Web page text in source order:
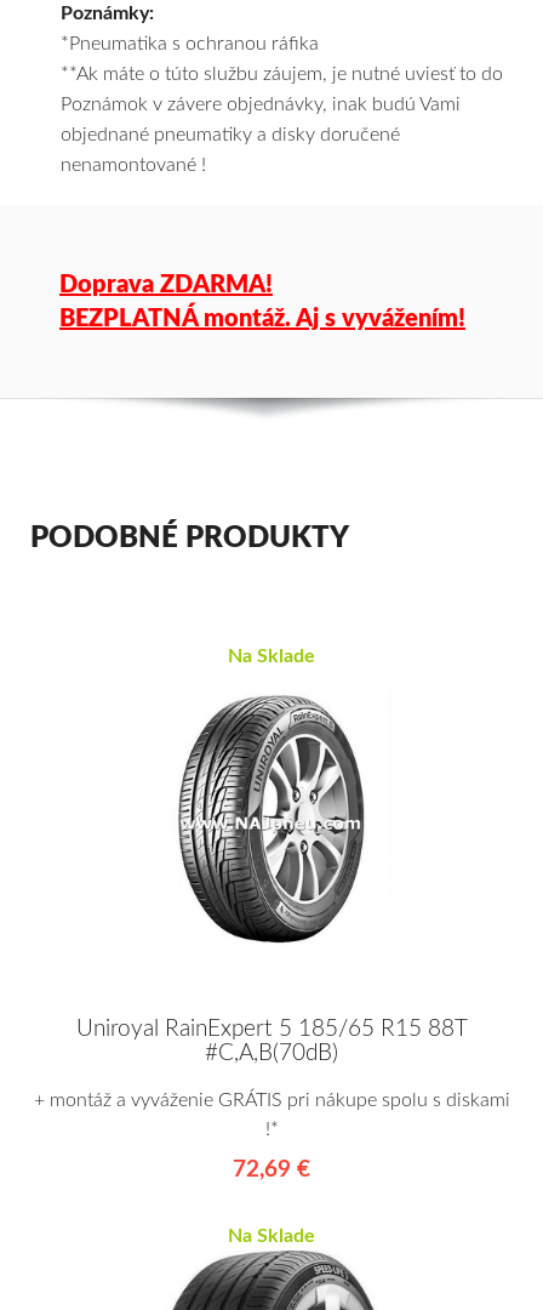
Poznámky:
*Pneumatika s ochranou ráfika
**Ak máte o túto službu záujem, je nutné uviesť to do
Poznámok v závere objednávky, inak budú Vami
objednané pneumatiky a disky doručené
nenamontované !
Doprava ZDARMA!
BEZPLATNÁ montáž. Aj s vyvážením!
PODOBNÉ PRODUKTY
Na Sklade
Uniroyal RainExpert 5 185/65 R15 88T
#C,A,B(70dB)
+ montáž a vyváženie GRÁTIS pri nákupe spolu s diskami
!*
72,69 €
Na Sklade